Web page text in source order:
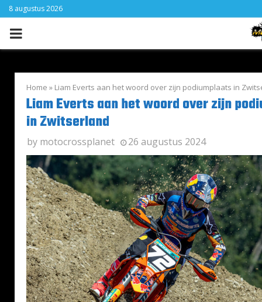
8 augustus 2026
PRIMARY
Home » Liam Everts aan het woord over zijn podiumplaats in
Liam Everts aan het woord over zijn
in Zwitserland
by motocrossplanet 26 augustus 2024